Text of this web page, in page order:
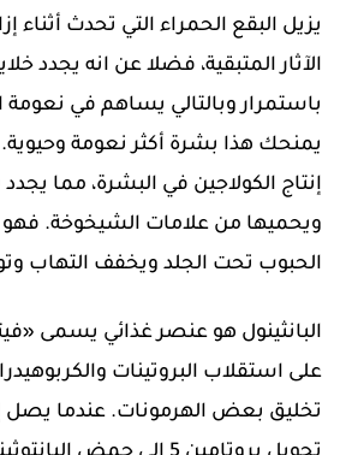
يزيل البقع الحمراء التي تحدث أثناء
الآثار المتبقية، فضلا عن انه يجدد
باستمرار وبالتالي يساهم في نعومة
يمنحك هذا بشرة أكثر نعومة
إنتاج الكولاجين في البشرة، مما
ويحميها من علامات الشيخوخة.
الحبوب تحت الجلد ويخفف التهاب
على استقلاب البروتينات
تخليق بعض الهرمونات. عندما يصل